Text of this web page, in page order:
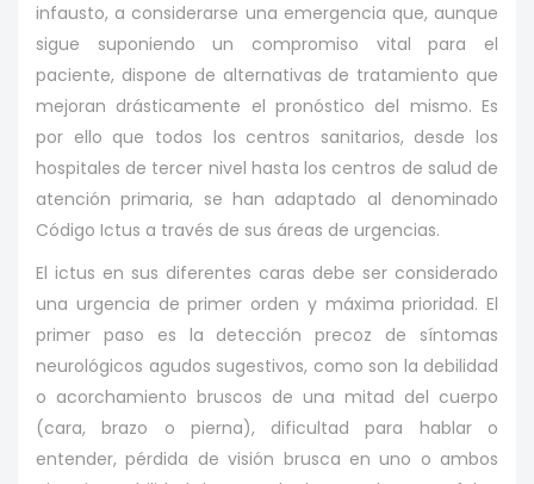
infausto, a considerarse una emergencia que, aunque
sigue suponiendo un compromiso vital para el
paciente, dispone de alternativas de tratamiento que
mejoran drásticamente el pronóstico del mismo. Es
por ello que todos los centros sanitarios, desde los
hospitales de tercer nivel hasta los centros de salud de
atención primaria, se han adaptado al denominado
Código Ictus a través de sus áreas de urgencias.
El ictus en sus diferentes caras debe ser considerado
una urgencia de primer orden y máxima prioridad. El
primer paso es la detección precoz de síntomas
neurológicos agudos sugestivos, como son la debilidad
o acorchamiento bruscos de una mitad del cuerpo
(cara, brazo o pierna), dificultad para hablar o
entender, pérdida de visión brusca en uno o ambos